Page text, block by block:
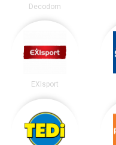
Decodom
EXIsport